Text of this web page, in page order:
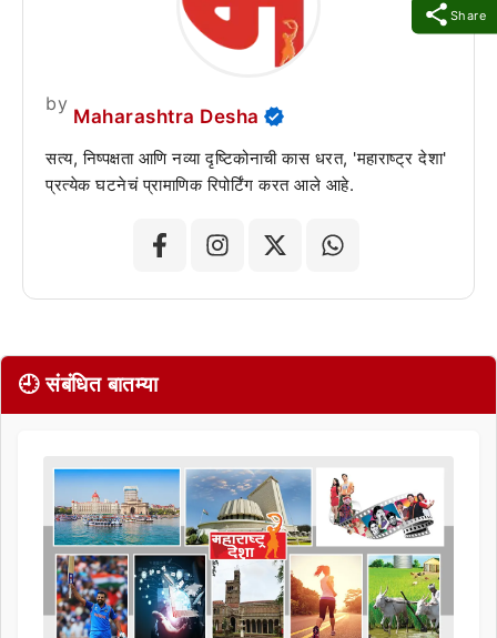
Share
by
Maharashtra Desha
सत्य, निष्पक्षता आणि नव्या दृष्टिकोनाची कास धरत, 'महाराष्ट्र देशा'
प्रत्येक घटनेचं प्रामाणिक रिपोर्टिंग करत आले आहे.
🕘 संबंधित बातम्या